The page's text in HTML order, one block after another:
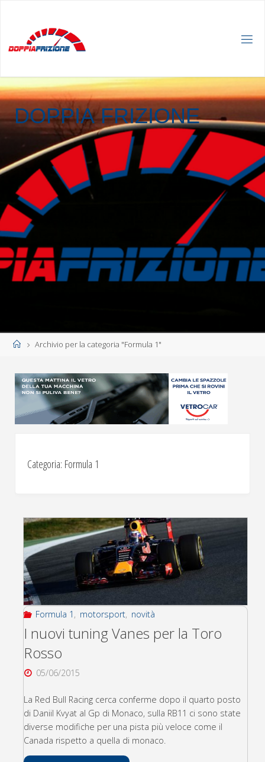
DOPPIA FRIZIONE
HomeArchivio per la categoria "Formula 1"
Categoria: Formula 1
Formula 1 , motorsport, novità
I nuovi tuning Vanes per la Toro
Rosso
05/06/2015
La Red Bull Racing cerca conferme dopo il quarto posto
di Daniil Kvyat al Gp di Monaco, sulla RB11 ci sono state
diverse modifiche per una pista più veloce come il
Canada rispetto a quella di monaco.